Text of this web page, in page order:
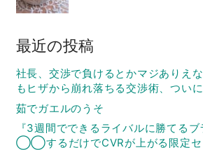
最近の投稿
社長、交渉で負けるとかマジありえ
もヒザから崩れ落ちる交渉術、つい
茹でガエルのうそ
『3週間でできるライバルに勝てる
◯◯するだけでCVRが上がる限定セ